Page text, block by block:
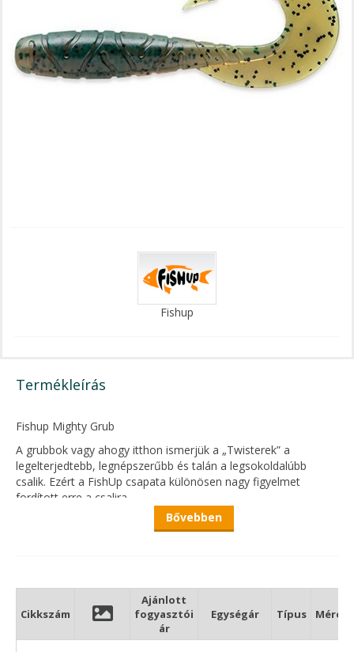
Fishup
Termékleírás
Fishup Mighty Grub
A grubbok vagy ahogy itthon ismerjük a „Twisterek” a
legelterjedtebb, legnépszerűbb és talán a legsokoldalúbb
csalik. Ezért a FishUp csapata különösen nagy figyelmet
fordított erre a csalira.
A FishUp Mighty Grub Twister már olyan méretű, amivel
trófeavadászatra indulhatsz, sügér, süllő, harcsa vagy csuka
2 méretben elérhető, melynek nagyobbik változata igazi
nagycsukás szelektív plasztik!
Bővebben
Cikkszám
Ajánlott
fogyasztói
ár
Egységár Típus Méret